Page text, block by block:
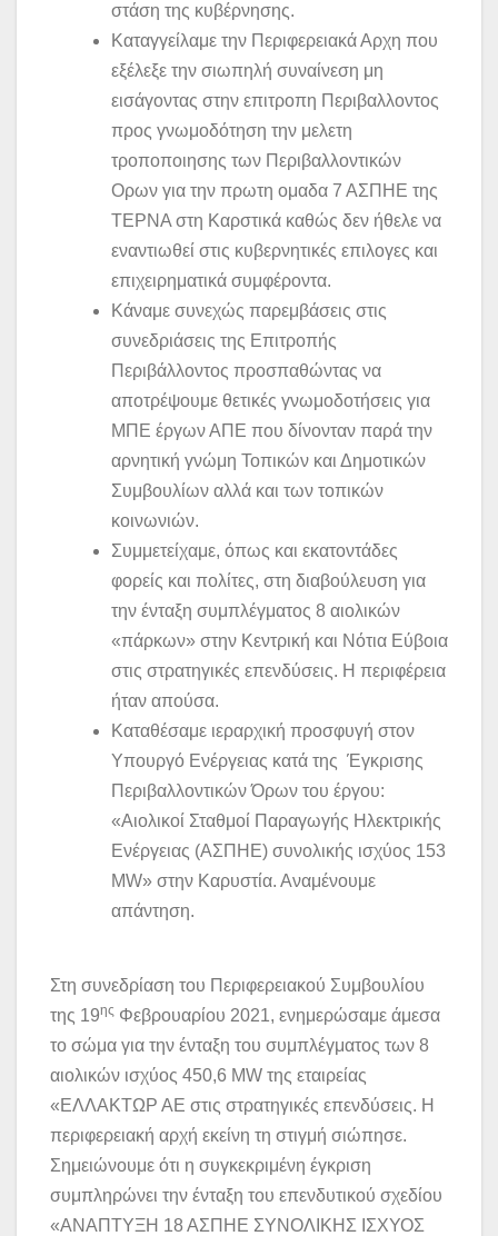
στάση της κυβέρνησης.
Καταγγείλαμε την Περιφερειακά Αρχη που
εξέλεξε την σιωπηλή συναίνεση μη
εισάγοντας στην επιτροπη Περιβαλλοντος
προς γνωμοδότηση την μελετη
τροποποιησης των Περιβαλλοντικών
Ορων για την πρωτη ομαδα 7 ΑΣΠΗΕ της
ΤΕΡΝΑ στη Καρστικά καθώς δεν ήθελε να
εναντιωθεί στις κυβερνητικές επιλογες και
επιχειρηματικά συμφέροντα.
Κάναμε συνεχώς παρεμβάσεις στις
συνεδριάσεις της Επιτροπής
Περιβάλλοντος προσπαθώντας να
αποτρέψουμε θετικές γνωμοδοτήσεις για
ΜΠΕ έργων ΑΠΕ που δίνονταν παρά την
αρνητική γνώμη Τοπικών και Δημοτικών
Συμβουλίων αλλά και των τοπικών
κοινωνιών.
Συμμετείχαμε, όπως και εκατοντάδες
φορείς και πολίτες, στη διαβούλευση για
την ένταξη συμπλέγματος 8 αιολικών
«πάρκων» στην Κεντρική και Νότια Εύβοια
στις στρατηγικές επενδύσεις. Η περιφέρεια
ήταν απούσα.
Καταθέσαμε ιεραρχική προσφυγή στον
Υπουργό Ενέργειας κατά της Έγκρισης
Περιβαλλοντικών Όρων του έργου:
«Αιολικοί Σταθμοί Παραγωγής Ηλεκτρικής
Ενέργειας (ΑΣΠΗΕ) συνολικής ισχύος 153
MW» στην Καρυστία. Αναμένουμε
απάντηση.
Στη συνεδρίαση του Περιφερειακού Συμβουλίου
της 19ης Φεβρουαρίου 2021, ενημερώσαμε άμεσα
το σώμα για την ένταξη του συμπλέγματος των 8
αιολικών ισχύος 450,6 ΜW της εταιρείας
«ΕΛΛΑΚΤΩΡ ΑΕ στις στρατηγικές επενδύσεις. Η
περιφερειακή αρχή εκείνη τη στιγμή σιώπησε.
Σημειώνουμε ότι η συγκεκριμένη έγκριση
συμπληρώνει την ένταξη του επενδυτικού σχεδίου
«ΑΝΑΠΤΥΞΗ 18 ΑΣΠΗΕ ΣΥΝΟΛΙΚΗΣ ΙΣΧΥΟΣ